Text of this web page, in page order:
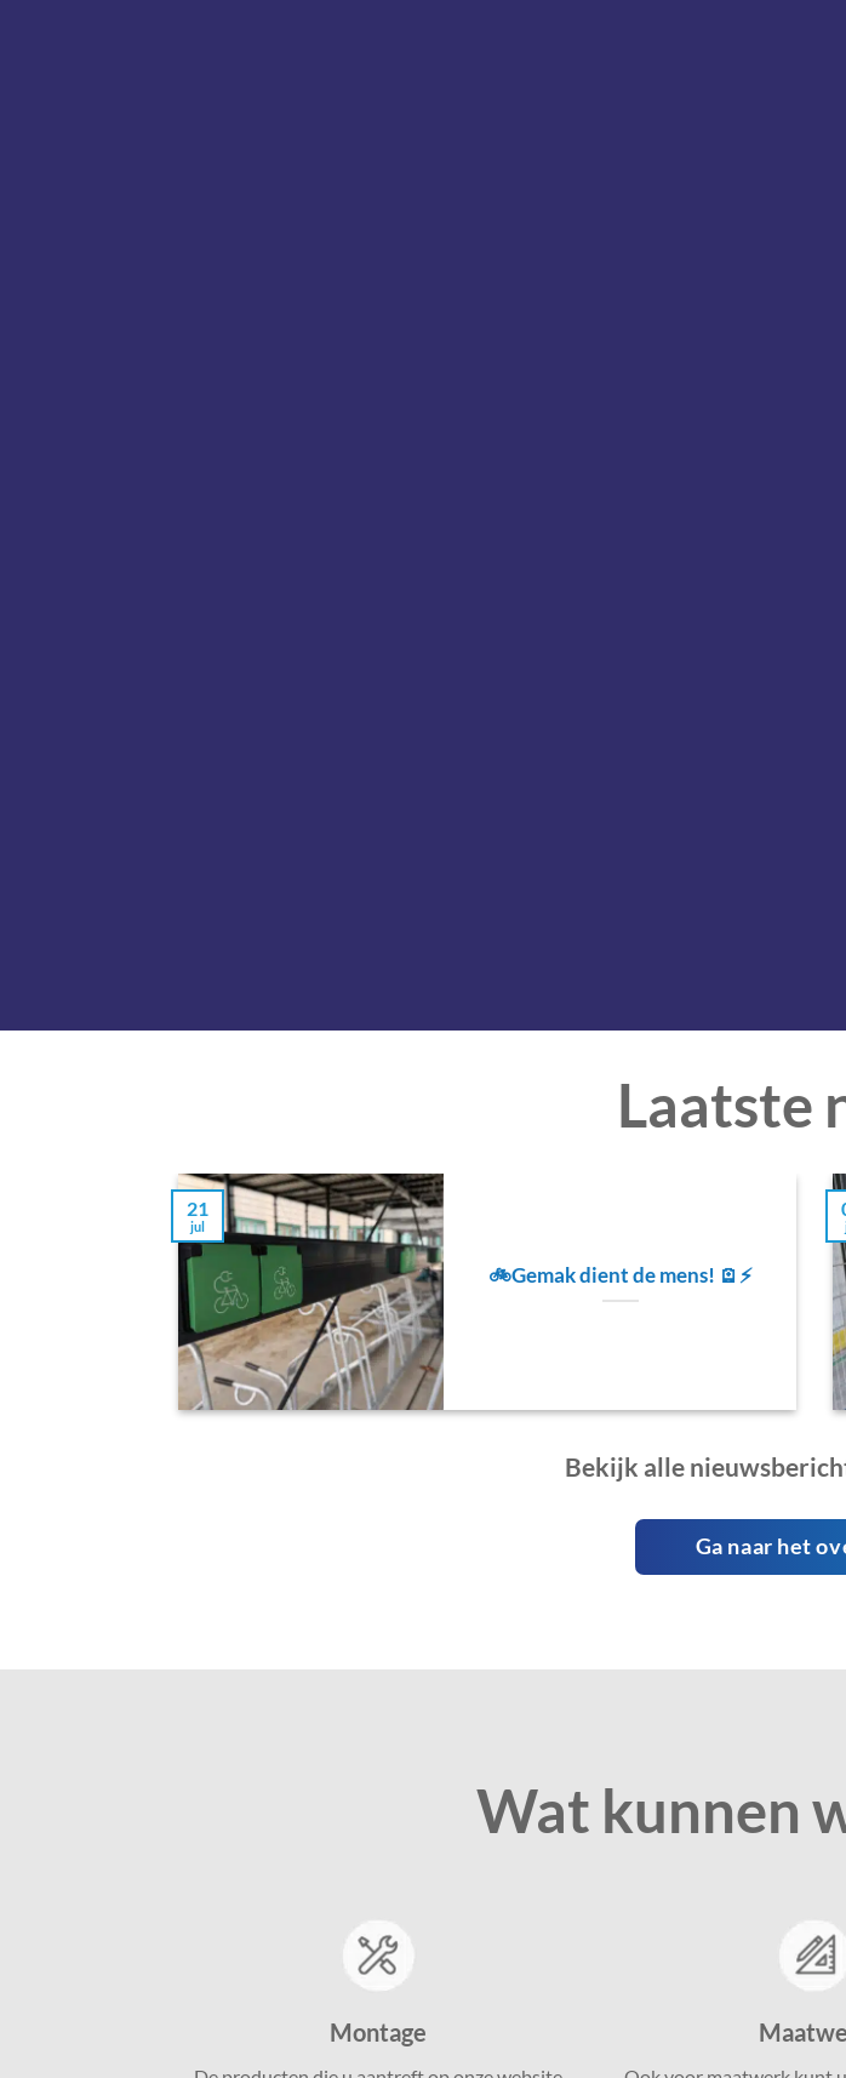
Laatste
🚲Gemak dient de mens! 🪫⚡
21
jul
Bekijk alle
Ga naar het
Wat kunnen
Montage